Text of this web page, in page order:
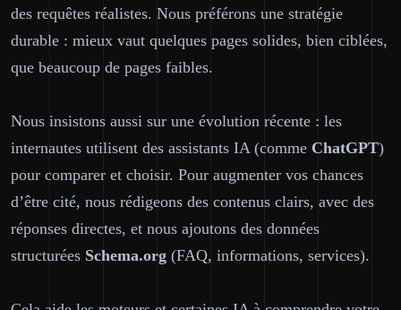
des requêtes réalistes. Nous préférons une stratégie
durable : mieux vaut quelques pages solides, bien ciblées,
que beaucoup de pages faibles.
Nous insistons aussi sur une évolution récente : les
internautes utilisent des assistants IA (comme ChatGPT)
pour comparer et choisir. Pour augmenter vos chances
d’être cité, nous rédigeons des contenus clairs, avec des
réponses directes, et nous ajoutons des données
structurées Schema.org (FAQ, informations, services).